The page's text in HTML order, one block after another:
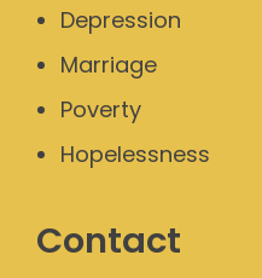
Depression
Marriage
Poverty
Hopelessness
Contact